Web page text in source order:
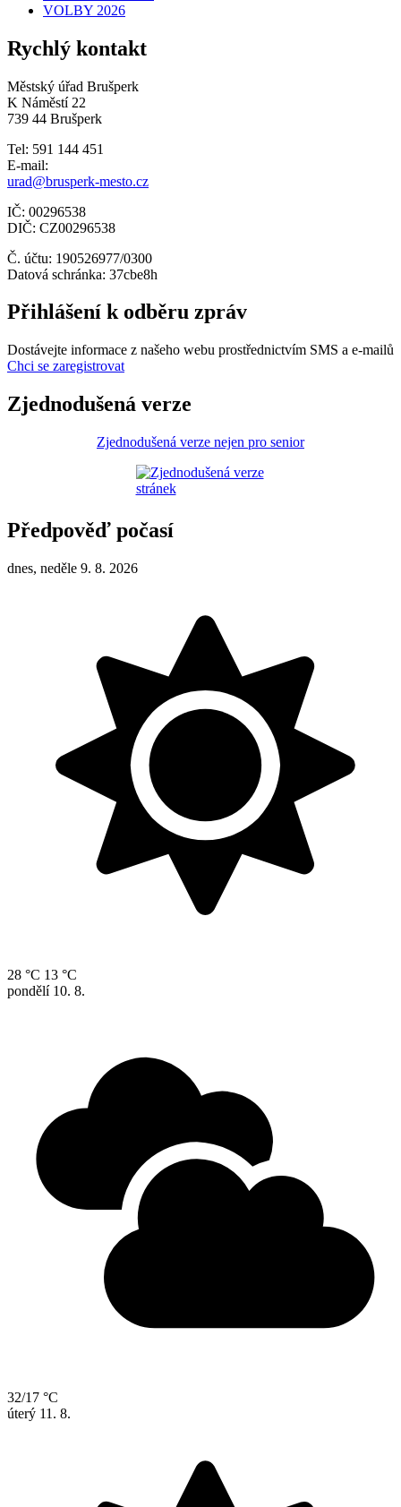
VOLBY 2026
Rychlý kontakt
Městský úřad Brušperk
K Náměstí 22
739 44 Brušperk
Tel: 591 144 451
E-mail:
urad@brusperk-mesto.cz
IČ: 00296538
DIČ: CZ00296538
Č. účtu: 190526977/0300
Datová schránka: 37cbe8h
Přihlášení k odběru zpráv
Dostávejte informace z našeho webu prostřednictvím SMS a e-mailů
Chci se zaregistrovat
Zjednodušená verze
Zjednodušená verze nejen pro senior
Předpověď počasí
dnes, neděle 9. 8. 2026
28 °C 13 °C
pondělí 10. 8.
32/17 °C
úterý 11. 8.